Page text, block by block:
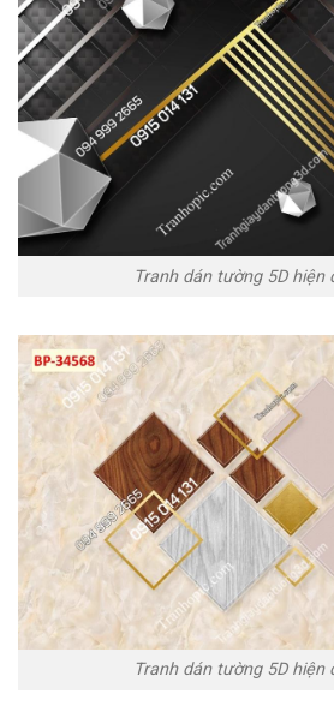
Tranh dán tường 5D hiện
Tranh dán tường 5D hiện